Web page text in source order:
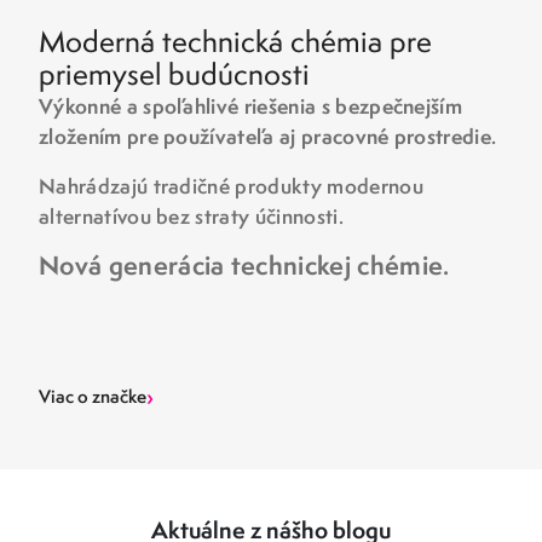
Moderná technická chémia pre
priemysel budúcnosti
Výkonné a spoľahlivé riešenia s bezpečnejším
zložením pre používateľa aj pracovné prostredie.
Nahrádzajú tradičné produkty modernou
alternatívou bez straty účinnosti.
Nová generácia technickej chémie.
Viac o značke›
Aktuálne z nášho blogu